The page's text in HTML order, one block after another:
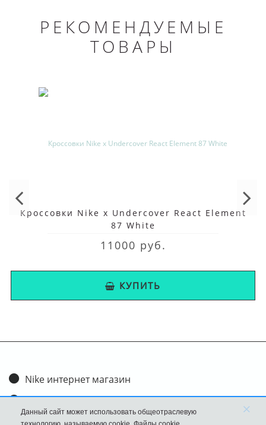
РЕКОМЕНДУЕМЫЕ
ТОВАРЫ
Кроссовки Nike x Undercover React Element
87 White
11000 руб.
КУПИТЬ
Nike интернет магазин
Доставка и оплата
Обмен и возврат
Данный сайт может использовать общеотраслевую
×